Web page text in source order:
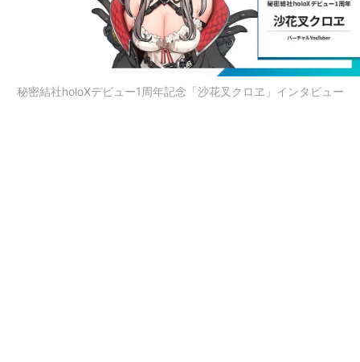
秘密結社holoXデビュー1周年記念「沙花叉クロヱ」インタビュー